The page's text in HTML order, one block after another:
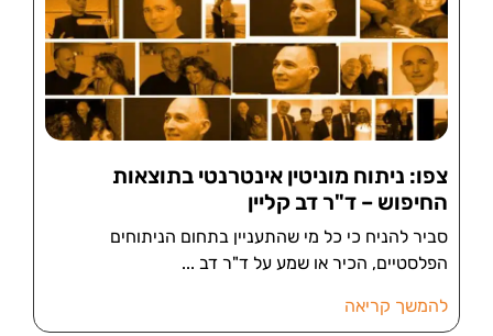
צפו: ניתוח מוניטין אינטרנטי בתוצאות
החיפוש – ד"ר דב קליין
סביר להניח כי כל מי שהתעניין בתחום הניתוחים
הפלסטיים, הכיר או שמע על ד"ר דב
להמשך קריאה